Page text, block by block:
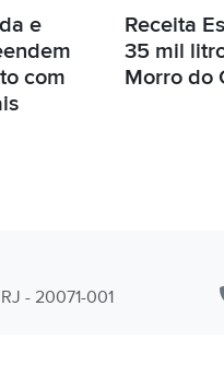
e
com
Receita
35 mil
Morro do
- 20071-001